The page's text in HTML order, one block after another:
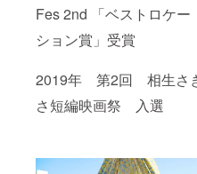
Fes 2nd 「ベストロケー
ション賞」受賞
2019年 第2回 相生さ
さ短編映画祭 入選